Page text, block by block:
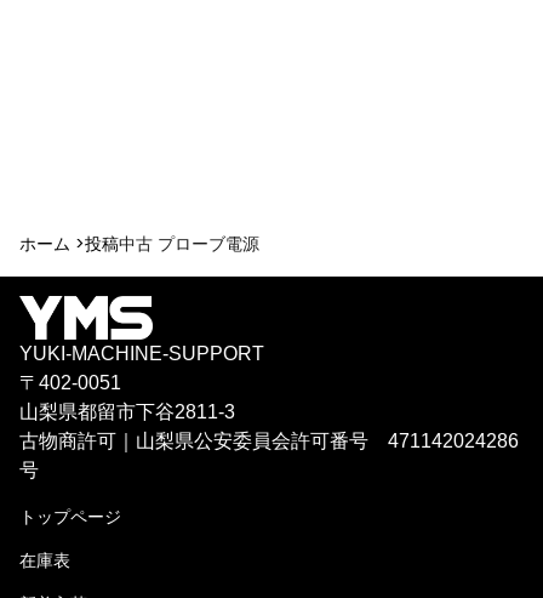
ホーム >投稿中古 プローブ電源
YUKI-MACHINE-SUPPORT
〒402-0051
山梨県都留市下谷2811-3
古物商許可｜山梨県公安委員会許可番号 471142024286
号
トップページ
在庫表